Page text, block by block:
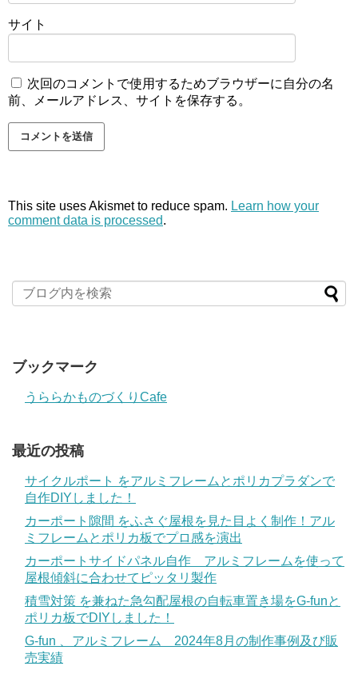
サイト
次回のコメントで使用するためブラウザーに自分の名
前、メールアドレス、サイトを保存する。
This site uses Akismet to reduce spam. Learn how your
comment data is processed.
ブックマーク
うららかものづくりCafe
最近の投稿
サイクルポート をアルミフレームとポリカプラダンで
自作DIYしました！
カーポート隙間 をふさぐ屋根を見た目よく制作！アル
ミフレームとポリカ板でプロ感を演出
カーポートサイドパネル自作 アルミフレームを使って
屋根傾斜に合わせてピッタリ製作
積雪対策 を兼ねた急勾配屋根の自転車置き場をG-funと
ポリカ板でDIYしました！
G-fun 、アルミフレーム 2024年8月の制作事例及び販
売実績